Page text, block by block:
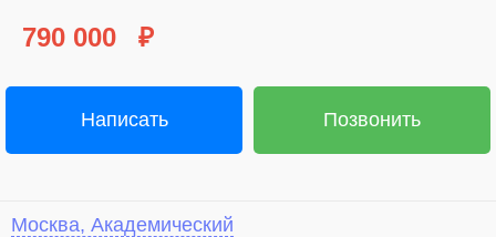
790 000
₽
Написать Позвонить
Москва, Академический